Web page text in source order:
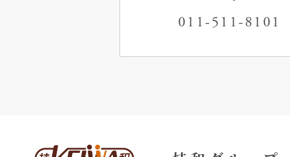
011-511-8101